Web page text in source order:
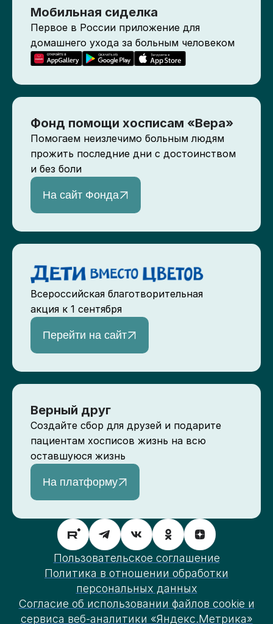
Мобильная сиделка
Первое в России приложение для
домашнего ухода за больным человеком
Фонд помощи хосписам «Вера»
Помогаем неизлечимо больным людям
прожить последние дни с достоинством
и без боли
На сайт Фонда
Всероссийская благотворительная
акция к 1 сентября
Перейти на сайт
Верный друг
Создайте сбор для друзей и подарите
пациентам хосписов жизнь на всю
оставшуюся жизнь
На платформу
Пользовательское соглашение
Политика в отношении обработки
персональных данных
Согласие об использовании файлов cookie и
сервиса веб-аналитики «Яндекс.Метрика»